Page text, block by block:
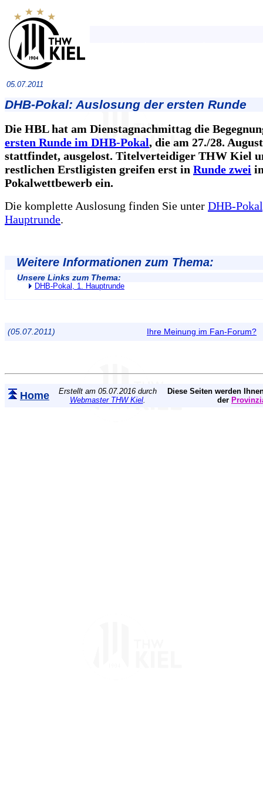
05.07.2011
DHB-Pokal: Auslosung der ersten Runde
Die HBL hat am Dienstagnachmittag die
ersten Runde im DHB-Pokal, die am 27./28.
stattfindet, ausgelost. Titelverteidiger THW Kiel
restlichen Erstligisten greifen erst in Runde zwei
Pokalwettbewerb ein.
Die komplette Auslosung finden Sie unter DHB-
Hauptrunde.
Weitere Informationen zum Thema:
Unsere Links zum Thema:
DHB-Pokal, 1. Hauptrunde
(05.07.2011) Ihre Meinung im Fan-Forum?
Home
Erstellt am 05.07.2016 durch
Webmaster THW Kiel.
Diese Seiten werden
der